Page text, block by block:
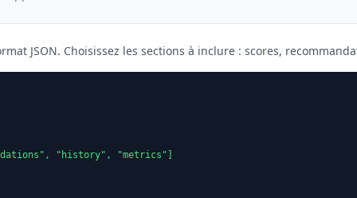
JSON. Choisissez les sections à inclure : scores,
"history", "metrics"]